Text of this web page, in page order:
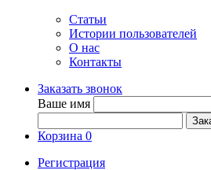
Статьи
Истории пользователей
О нас
Контакты
Заказать звонок
Ваше имя
Корзина 0
Регистрация